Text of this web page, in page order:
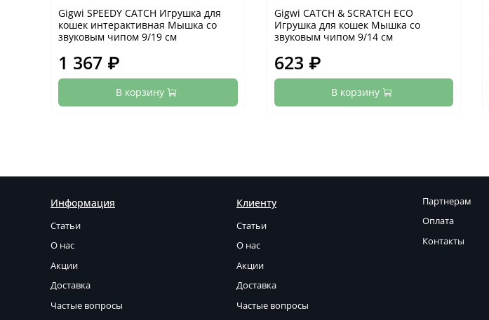
Gigwi SPEEDY CATCH Игрушка для
кошек интерактивная Мышка со
звуковым чипом 9/19 см
1 367 ₽
В корзину
Gigwi CATCH & SCRATCH ECO
Игрушка для кошек Мышка со
звуковым чипом 9/14 см
623 ₽
В корзину
Информация
Статьи
О нас
Акции
Доставка
Частые вопросы
Клиенту
Статьи
О нас
Акции
Доставка
Частые вопросы
Партнерам
Оплата
Контакты